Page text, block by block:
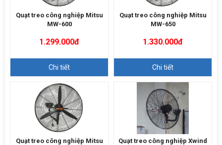
Quạt treo công nghiệp Mitsu
MW-600
1.299.000đ
Chi tiết
Quạt treo công nghiệp Mitsu
MW-650
1.330.000đ
Chi tiết
Quạt treo công nghiệp Mitsu
Quạt treo công nghiệp Xwind